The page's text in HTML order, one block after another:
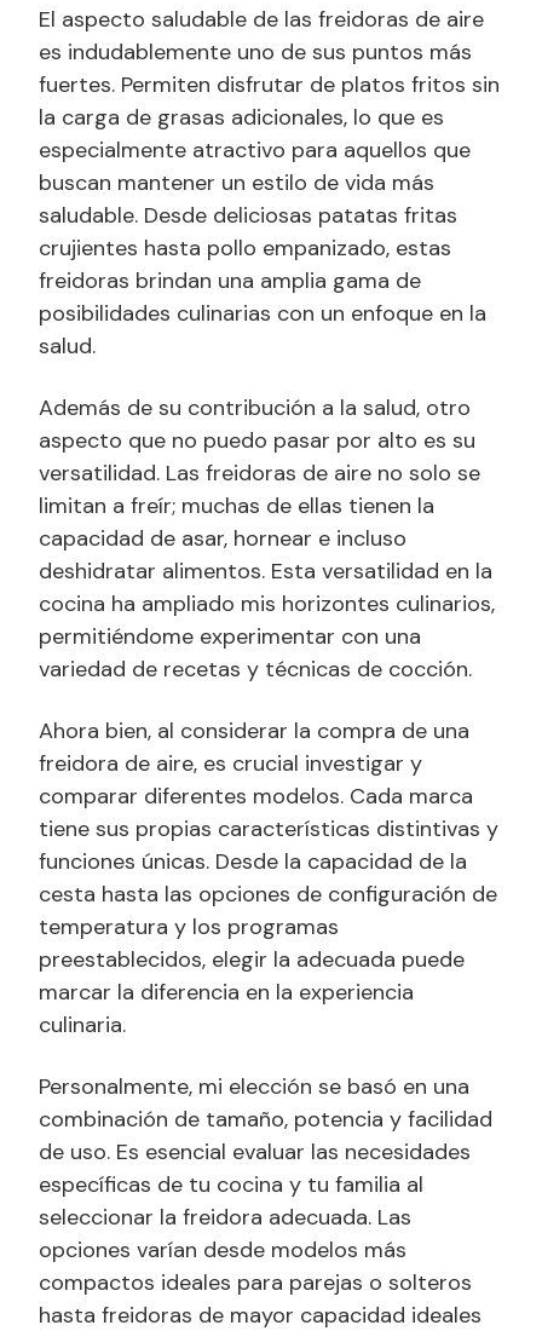
El aspecto saludable de las freidoras de aire
es indudablemente uno de sus puntos más
fuertes. Permiten disfrutar de platos fritos sin
la carga de grasas adicionales, lo que es
especialmente atractivo para aquellos que
buscan mantener un estilo de vida más
saludable. Desde deliciosas patatas fritas
crujientes hasta pollo empanizado, estas
freidoras brindan una amplia gama de
posibilidades culinarias con un enfoque en la
salud.
Además de su contribución a la salud, otro
aspecto que no puedo pasar por alto es su
versatilidad. Las freidoras de aire no solo se
limitan a freír; muchas de ellas tienen la
capacidad de asar, hornear e incluso
deshidratar alimentos. Esta versatilidad en la
cocina ha ampliado mis horizontes culinarios,
permitiéndome experimentar con una
variedad de recetas y técnicas de cocción.
Ahora bien, al considerar la compra de una
freidora de aire, es crucial investigar y
comparar diferentes modelos. Cada marca
tiene sus propias características distintivas y
funciones únicas. Desde la capacidad de la
cesta hasta las opciones de configuración de
temperatura y los programas
preestablecidos, elegir la adecuada puede
marcar la diferencia en la experiencia
culinaria.
Personalmente, mi elección se basó en una
combinación de tamaño, potencia y facilidad
de uso. Es esencial evaluar las necesidades
específicas de tu cocina y tu familia al
seleccionar la freidora adecuada. Las
opciones varían desde modelos más
compactos ideales para parejas o solteros
hasta freidoras de mayor capacidad ideales